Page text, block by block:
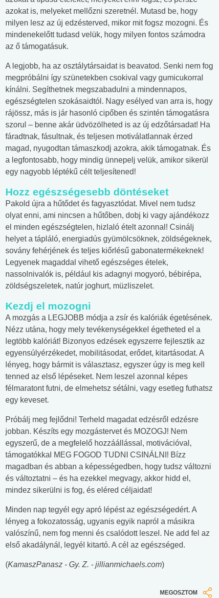
azokat is, melyeket mellőzni szeretnél. Mutasd be, hogy
milyen lesz az új edzésterved, mikor mit fogsz mozogni. És
mindenekelőtt tudasd velük, hogy milyen fontos számodra
az ő támogatásuk.
A legjobb, ha az osztálytársaidat is beavatod. Senki nem fog
megpróbálni így szünetekben csokival vagy gumicukorral
kínálni. Segíthetnek megszabadulni a mindennapos,
egészségtelen szokásaidtól. Nagy esélyed van arra is, hogy
rájössz, más is jár hasonló cipőben és szintén támogatásra
szorul – benne akár üdvözölheted is az új edzőtársadat! Ha
fáradtnak, fásultnak, és teljesen motiválatlannak érzed
magad, nyugodtan támaszkodj azokra, akik támogatnak. És
a legfontosabb, hogy mindig ünnepelj velük, amikor sikerül
egy nagyobb léptékű célt teljesítened!
Hozz egészségesebb döntéseket
Pakold újra a hűtődet és fagyasztódat. Mivel nem tudsz
olyat enni, ami nincsen a hűtőben, dobj ki vagy ajándékozz
el minden egészségtelen, hizlaló ételt azonnal! Csinálj
helyet a tápláló, energiadús gyümölcsöknek, zöldségeknek,
sovány fehérjének és teljes kiőrlésű gabonatermékeknek!
Legyenek magaddal vihető egészséges ételek,
nassolnivalók is, például kis adagnyi mogyoró, bébirépa,
zöldségszeletek, natúr joghurt, müzliszelet.
Kezdj el mozogni
A mozgás a LEGJOBB módja a zsír és kalóriák égetésének.
Nézz utána, hogy mely tevékenységekkel égetheted el a
legtöbb kalóriát! Bizonyos edzések egyszerre fejlesztik az
egyensúlyérzékedet, mobilitásodat, erődet, kitartásodat. A
lényeg, hogy bármit is választasz, egyszer úgy is meg kell
tenned az első lépéseket. Nem leszel azonnal képes
félmaratont futni, de elmehetsz sétálni, vagy esetleg futhatsz
egy keveset.
Próbálj meg fejlődni! Terheld magadat edzésről edzésre
jobban. Készíts egy mozgástervet és MOZOGJ! Nem
egyszerű, de a megfelelő hozzáállással, motivációval,
támogatókkal MEG FOGOD TUDNI CSINÁLNI! Bízz
magadban és abban a képességedben, hogy tudsz változni
és változtatni – és ha ezekkel megvagy, akkor hidd el,
mindez sikerülni is fog, és eléred céljaidat!
Minden nap tegyél egy apró lépést az egészségedért. A
lényeg a fokozatosság, ugyanis egyik napról a másikra
valószínű, nem fog menni és csalódott leszel. Ne add fel az
első akadálynál, legyél kitartó. A cél az egészséged.
(KamaszPanasz - Gy. Z. - jillianmichaels.com)
MEGOSZTOM